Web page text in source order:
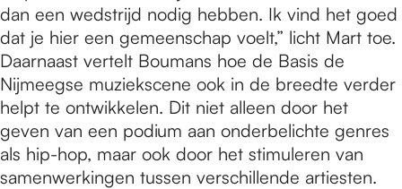
dan een wedstrijd nodig hebben. Ik vind het goed
dat je hier een gemeenschap voelt,” licht Mart toe.
Daarnaast vertelt Boumans hoe de Basis de
Nijmeegse muziekscene ook in de breedte verder
helpt te ontwikkelen. Dit niet alleen door het
geven van een podium aan onderbelichte genres
als hip-hop, maar ook door het stimuleren van
samenwerkingen tussen verschillende artiesten.